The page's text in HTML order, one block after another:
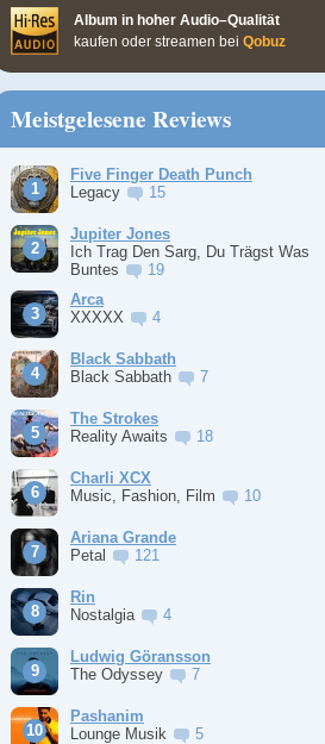
Album in hoher Audio–Qualität
kaufen oder streamen bei Qobuz
Meistgelesene Reviews
Five Finger Death Punch
Legacy
15
Jupiter Jones
Ich Trag Den Sarg, Du Trägst Was
Buntes
19
Arca
XXXXX
4
Black Sabbath
Black Sabbath
7
The Strokes
Reality Awaits
18
Charli XCX
Music, Fashion, Film
10
Ariana Grande
Petal
121
Rin
Nostalgia
4
Ludwig Göransson
The Odyssey
7
Pashanim
Lounge Musik
5